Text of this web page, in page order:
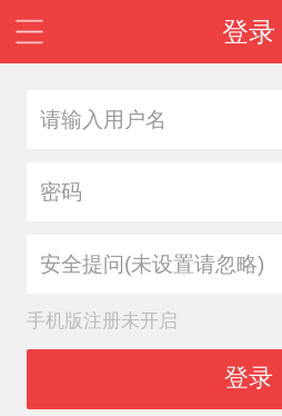
登录
安全提问(未设置请忽略)
手机版注册未开启
登录